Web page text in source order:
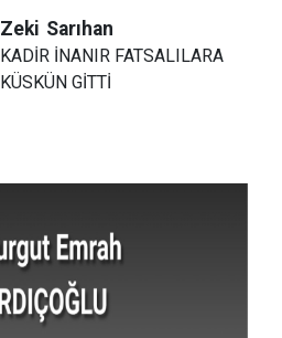
Zeki Sarıhan
KADİR İNANIR FATSALILARA
KÜSKÜN GİTTİ